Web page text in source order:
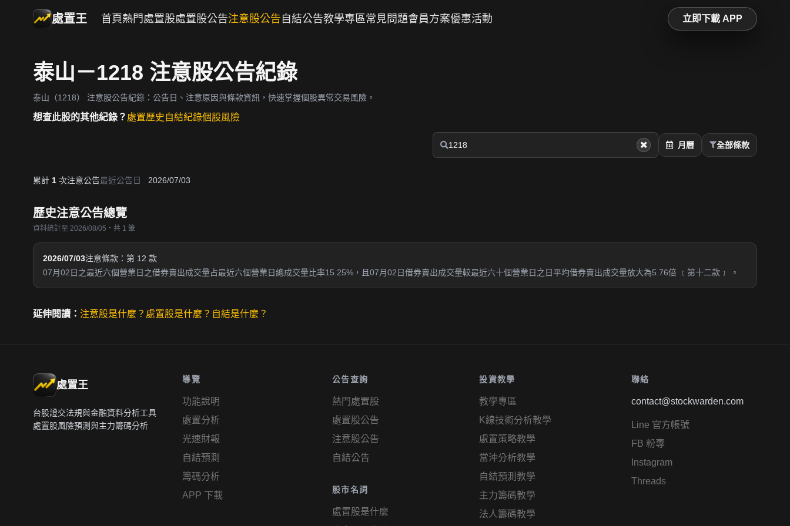
處置王 首頁 熱門處置股處置股公告注意股公告 自結公告教學專區常見問題會員方案優惠活動 立即下載 APP
泰山－1218 注意股公告紀錄
泰山（1218） 注意股公告紀錄：公告日、注意原因與條款資訊，快速掌握個股異常交易風險。
想查此股的其他紀錄？ 處置歷史自結紀錄個股風險
月曆 全部條款
累計 1 次注意公告最近公告日 2026/07/03
歷史注意公告總覽
資料統計至 2026/08/05・共 1 筆
2026/07/03注意條款：第 12 款
07月02日之最近六個營業日之借券賣出成交量占最近六個營業日總成交量比率15.25%，且07月02日借券賣出成交量較最近六十個營業日之日平均借券賣出成交量放大為5.76倍 ﹝第十二款﹞ 。
延伸閱讀： 注意股是什麼？ 處置股是什麼？ 自結是什麼？
處置王
台股證交法規與金融資料分析工具
處置股風險預測與主力籌碼分析
導覽
功能說明
處置分析
光速財報
自結預測
籌碼分析
APP 下載
公告查詢
熱門處置股
處置股公告
注意股公告
自結公告
股市名詞
處置股是什麼
投資教學
教學專區
K線技術分析教學
處置策略教學
當沖分析教學
自結預測教學
主力籌碼教學
法人籌碼教學
聯絡
contact@stockwarden.com
Line 官方帳號
FB 粉專
Instagram
Threads